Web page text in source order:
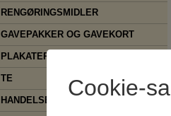
RENGØRINGSMIDLER
GAVEPAKKER OG GAVEKORT
PLAKATER OG KAFFESÆKKE
TE
HANDELSBETINGELSER, DATAPOLITIK
Cookie-